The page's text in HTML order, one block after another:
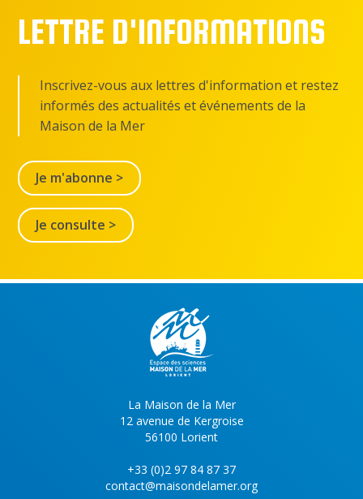
LETTRE D'INFORMATIONS
Inscrivez-vous aux lettres d'information et restez
informés des actualités et événements de la
Maison de la Mer
Je m'abonne >
Je consulte >
La Maison de la Mer
12 avenue de Kergroise
56100 Lorient
+33 (0)2 97 84 87 37
contact@maisondelamer.org